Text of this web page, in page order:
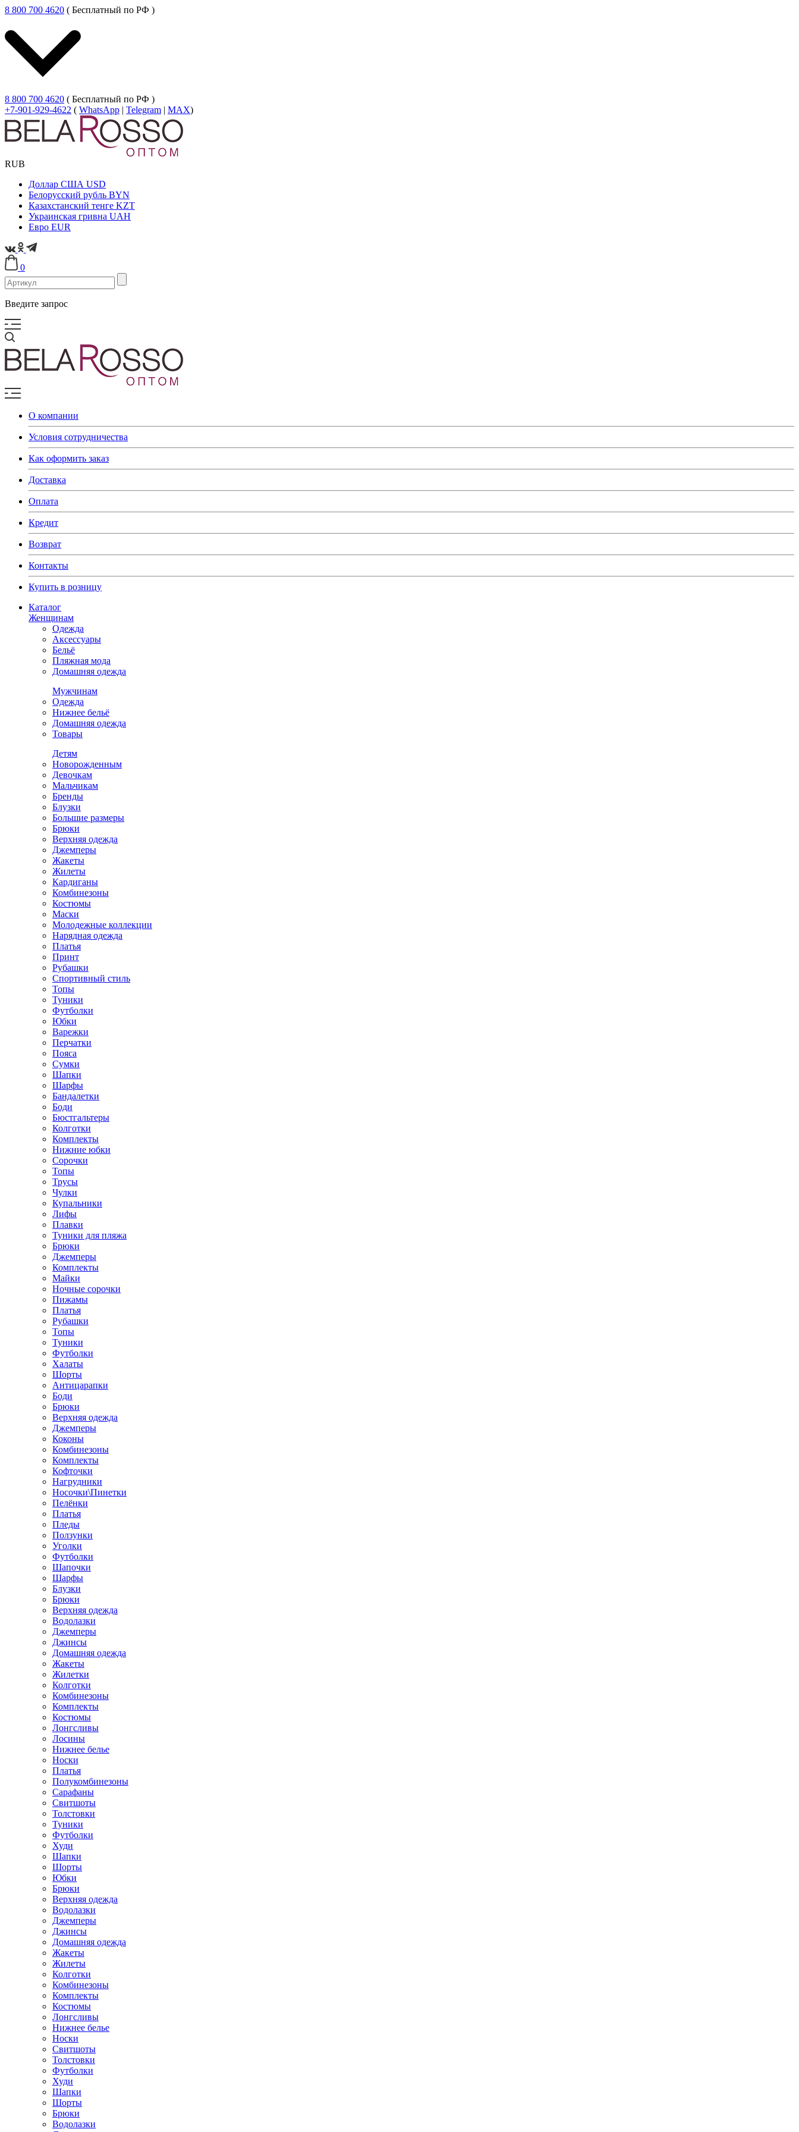
8 800 700 4620 ( Бесплатный по РФ )
8 800 700 4620 ( Бесплатный по РФ )
+7-901-929-4622 ( WhatsApp | Telegram | MAX)
RUB
Доллар США USD
Белорусский рубль BYN
Казахстанский тенге KZT
Украинская гривна UAH
Евро EUR
0
Введите запрос
О компании
Условия сотрудничества
Как оформить заказ
Доставка
Оплата
Кредит
Возврат
Контакты
Купить в розницу
Каталог
Женщинам
Одежда
Аксессуары
Бельё
Пляжная мода
Домашняя одежда
Мужчинам
Одежда
Нижнее бельё
Домашняя одежда
Товары
Детям
Новорожденным
Девочкам
Мальчикам
Бренды
Блузки
Большие размеры
Брюки
Верхняя одежда
Джемперы
Жакеты
Жилеты
Кардиганы
Комбинезоны
Костюмы
Маски
Молодежные коллекции
Нарядная одежда
Платья
Принт
Рубашки
Спортивный стиль
Топы
Туники
Футболки
Юбки
Варежки
Перчатки
Пояса
Сумки
Шапки
Шарфы
Бандалетки
Боди
Бюстгальтеры
Колготки
Комплекты
Нижние юбки
Сорочки
Топы
Трусы
Чулки
Купальники
Лифы
Плавки
Туники для пляжа
Брюки
Джемперы
Комплекты
Майки
Ночные сорочки
Пижамы
Платья
Рубашки
Топы
Туники
Футболки
Халаты
Шорты
Антицарапки
Боди
Брюки
Верхняя одежда
Джемперы
Коконы
Комбинезоны
Комплекты
Кофточки
Нагрудники
Носочки\Пинетки
Пелёнки
Платья
Пледы
Ползунки
Уголки
Футболки
Шапочки
Шарфы
Блузки
Брюки
Верхняя одежда
Водолазки
Джемперы
Джинсы
Домашняя одежда
Жакеты
Жилетки
Колготки
Комбинезоны
Комплекты
Костюмы
Лонгсливы
Лосины
Нижнее белье
Носки
Платья
Полукомбинезоны
Сарафаны
Свитшоты
Толстовки
Туники
Футболки
Худи
Шапки
Шорты
Юбки
Брюки
Верхняя одежда
Водолазки
Джемперы
Джинсы
Домашняя одежда
Жакеты
Жилеты
Колготки
Комбинезоны
Комплекты
Костюмы
Лонгсливы
Нижнее белье
Носки
Свитшоты
Толстовки
Футболки
Худи
Шапки
Шорты
Брюки
Водолазки